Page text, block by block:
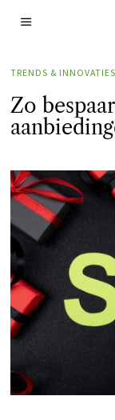
TRENDS & INNOVATIES
Zo